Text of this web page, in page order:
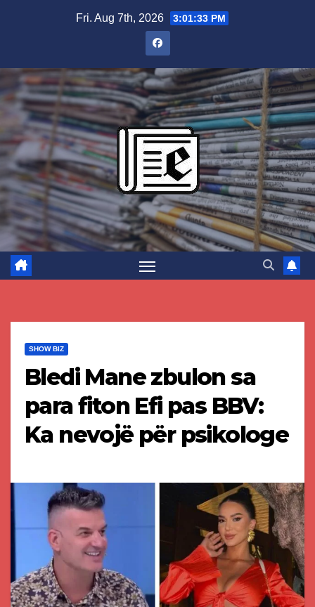
Fri. Aug 7th, 2026 3:01:34 PM
SHOW BIZ
Bledi Mane zbulon sa
para fiton Efi pas BBV:
Ka nevojë për psikologe